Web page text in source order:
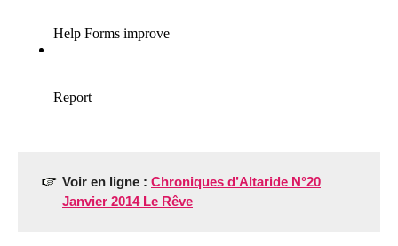
Voir en ligne : Chroniques d’Altaride N°20
Janvier 2014 Le Rêve